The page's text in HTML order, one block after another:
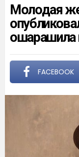
Молодая
ошарашила
FACEBOOK